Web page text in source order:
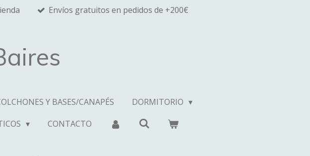
Envíos gratuitos en pedidos de +200€
Y BASES/CANAPÉS
DORMITORIO
CONTACTO